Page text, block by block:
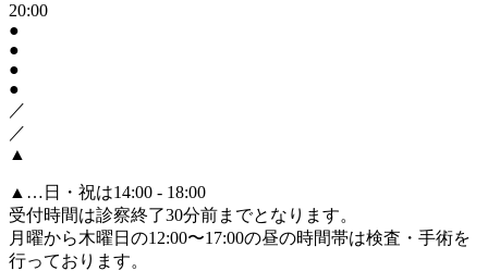
20:00
●
●
●
●
／
／
▲
▲ …日・祝は14:00 - 18:00
受付時間は診察終了30分前までとなります。
月曜から木曜日の12:00〜17:00の昼の時間帯は検査・手術を
行っております。